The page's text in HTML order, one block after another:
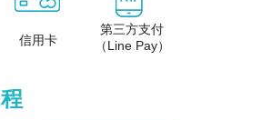
dcard、ptt、共享機車、價格、機車、租乙、租汽車、租車、費用、潮州、出租、多少、屏東、租機車、火
屏東火車站租車推薦、屏東租機車甲租乙還、屏東租機車多少錢、屏東租機車推薦、屏東火車站租機車推薦
、屏東租機車推薦、屏東火車站租機車推薦、屏東共享機車ptt、屏東火車站租機車dcard、屏東租機車、屏
信用卡
第三方支付
（Line Pay）